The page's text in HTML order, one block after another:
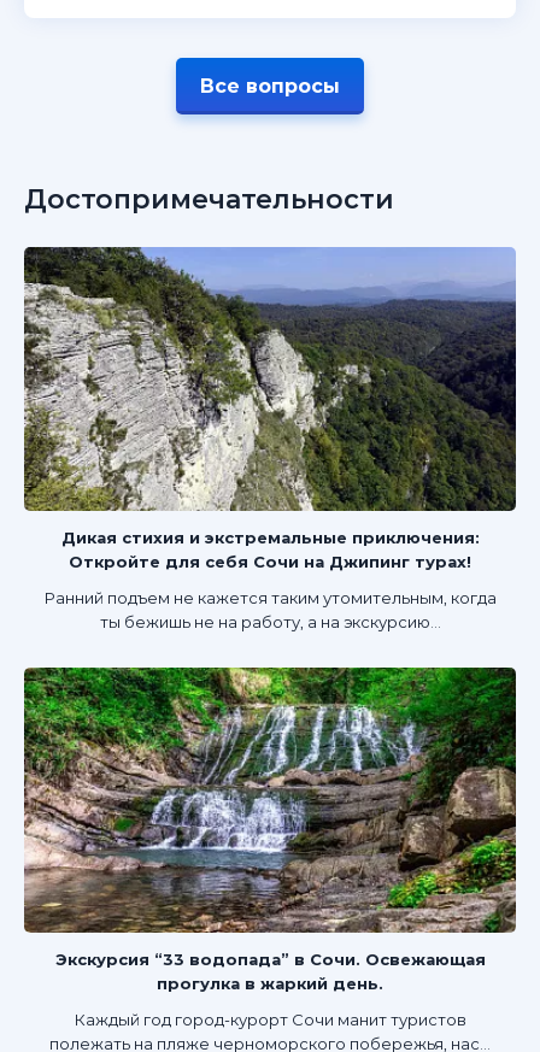
Все вопросы
Достопримечательности
Дикая стихия и экстремальные приключения:
Откройте для себя Сочи на Джипинг турах!
Ранний подъем не кажется таким утомительным, когда
ты бежишь не на работу, а на экскурсию...
Экскурсия “33 водопада” в Сочи. Освежающая
прогулка в жаркий день.
Каждый год город-курорт Сочи манит туристов
полежать на пляже черноморского побережья, нас...